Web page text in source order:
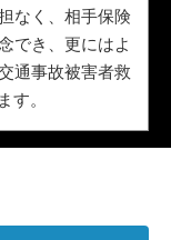
なく、相手保険
でき、更にはよ
通事故被害者救
す。